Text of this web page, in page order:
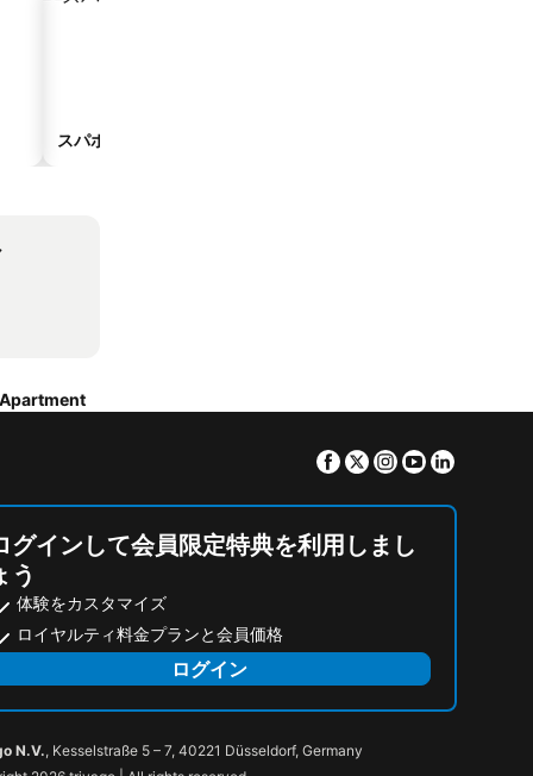
スパホテル
Facebook
TwitterInstagram
Youtube
グインして会員限定特典を利用しまし
う
体験をカスタマイズ
ロイヤルティ料金プランと会員価格
ログイン
N.V., Kesselstraße 5 – 7, 40221 Düsseldorf, Germany